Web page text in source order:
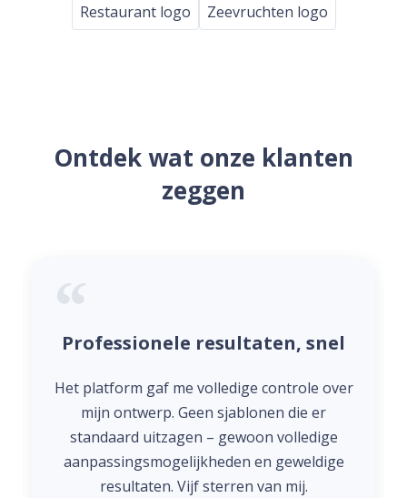
Restaurant logo
Zeevruchten logo
Ontdek wat onze klanten
zeggen
Professionele resultaten, snel
Het platform gaf me volledige controle over
mijn ontwerp. Geen sjablonen die er
standaard uitzagen – gewoon volledige
aanpassingsmogelijkheden en geweldige
resultaten. Vijf sterren van mij.